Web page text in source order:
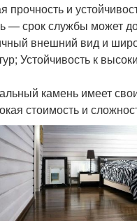
прочность и
— срок службы может
внешний вид и
Устойчивость к
камень имеет
стоимость и